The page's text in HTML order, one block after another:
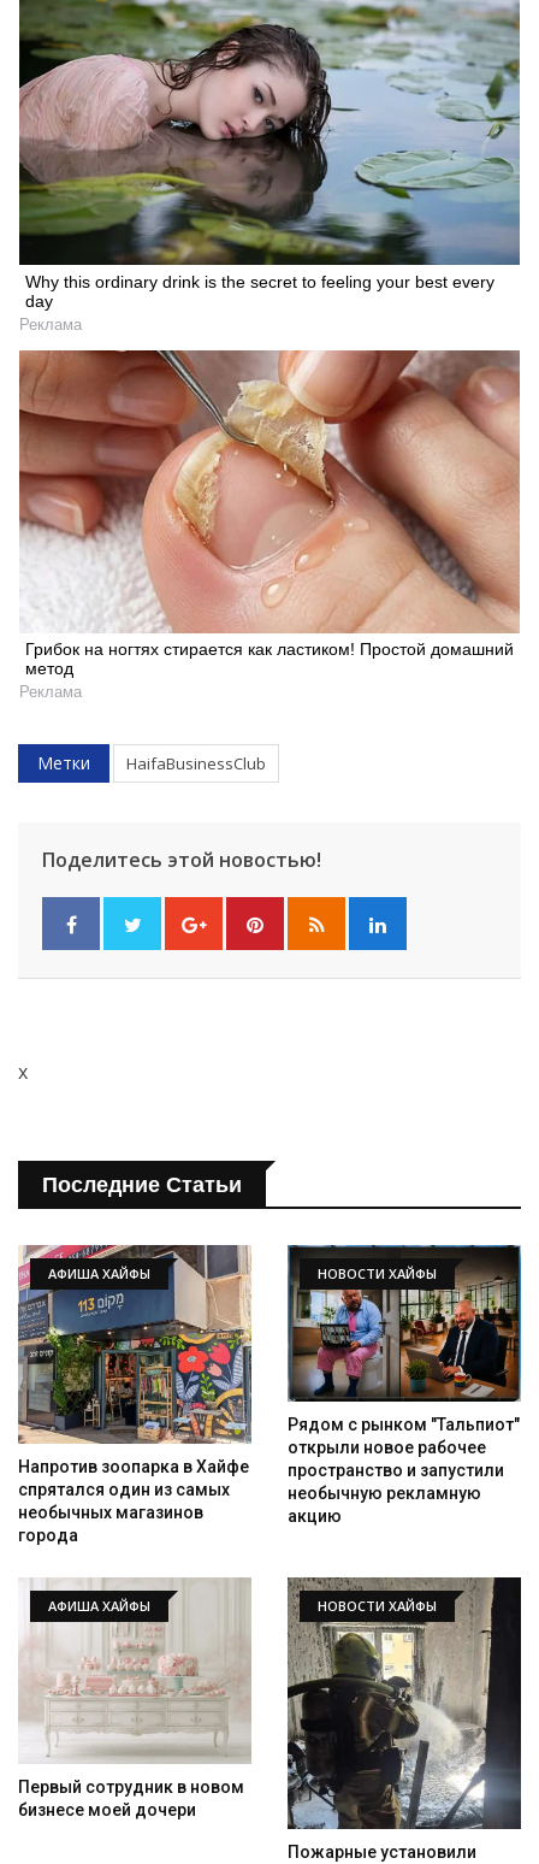
Why this ordinary drink is the secret to feeling your best every
day
Реклама
Грибок на ногтях стирается как ластиком! Простой домашний
метод
Реклама
Метки HaifaBusinessClub
Поделитесь этой новостью!
x
Последние Статьи
АФИША ХАЙФЫ
Напротив зоопарка в Хайфе
спрятался один из самых
необычных магазинов
города
НОВОСТИ ХАЙФЫ
Рядом с рынком "Тальпиот"
открыли новое рабочее
пространство и запустили
необычную рекламную
акцию
АФИША ХАЙФЫ
Первый сотрудник в новом
бизнесе моей дочери
НОВОСТИ ХАЙФЫ
Пожарные установили